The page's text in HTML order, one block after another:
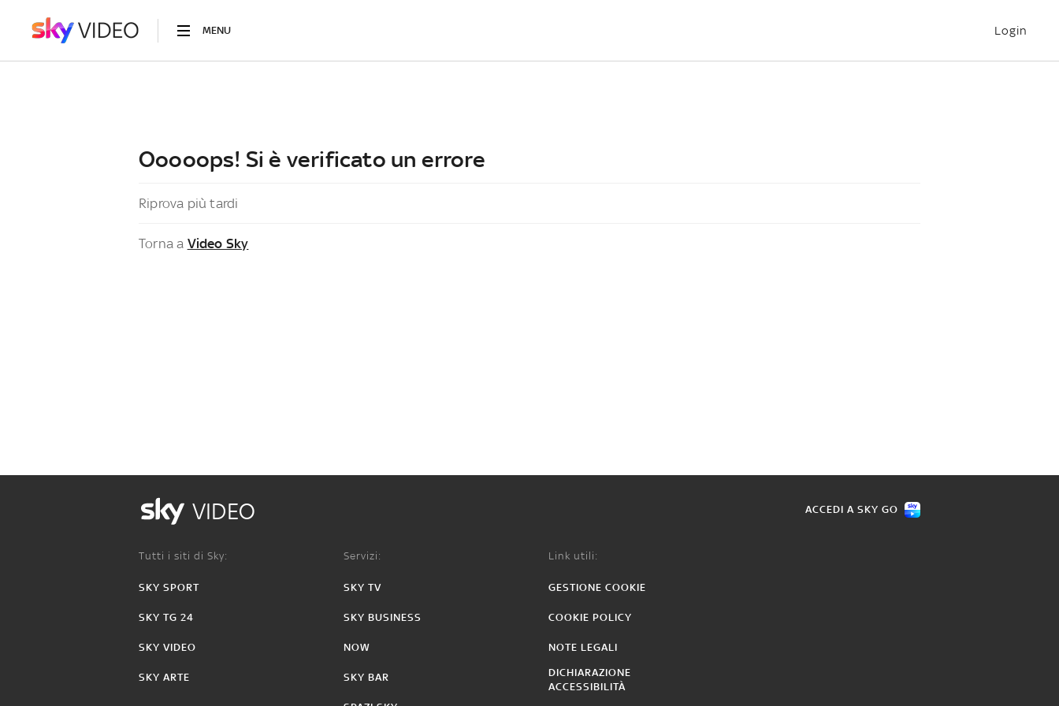
MENU Login
Ooooops! Si è verificato un errore
Riprova più tardi
Torna a Video Sky
VIDEO ACCEDI A SKY GO
Tutti i siti di Sky:
SKY SPORT
SKY TG 24
SKY VIDEO
SKY ARTE
Servizi:
SKY TV
SKY BUSINESS
NOW
SKY BAR
Link utili:
GESTIONE COOKIE
COOKIE POLICY
NOTE LEGALI
DICHIARAZIONE
ACCESSIBILITÀ